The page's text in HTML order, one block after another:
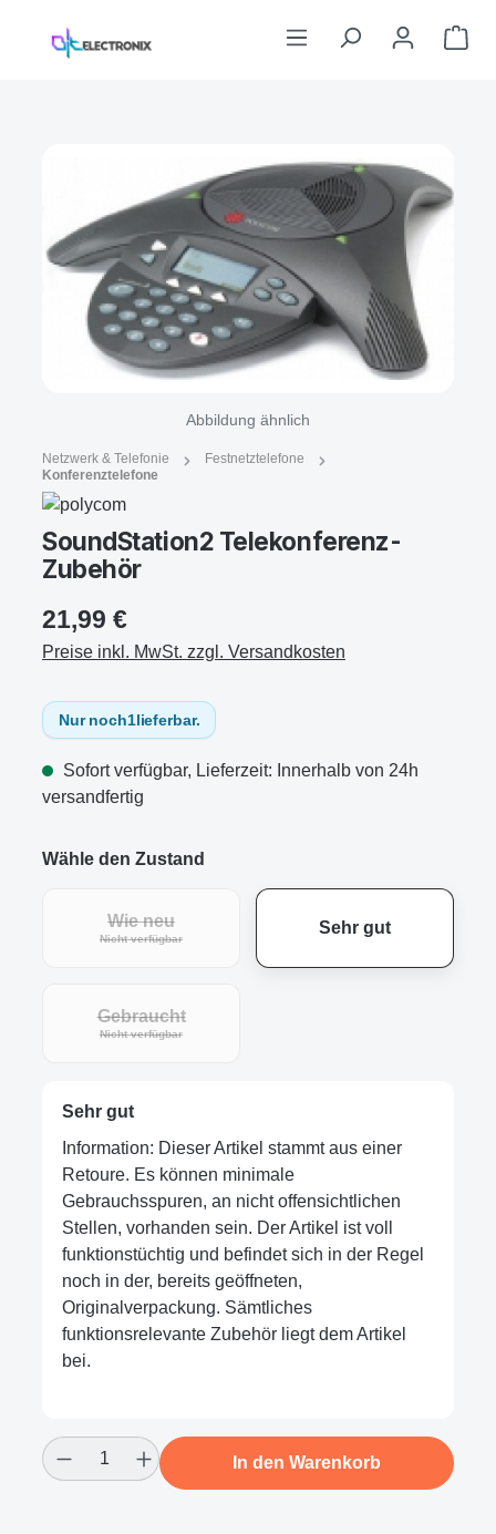
Zum Hauptinhalt springen
Abbildung ähnlich
Netzwerk & Telefonie
Festnetztelefone
Konferenztelefone
SoundStation2 Telekonferenz-
Zubehör
21,99 €
Preise inkl. MwSt. zzgl. Versandkosten
Nur noch1lieferbar.
Sofort verfügbar, Lieferzeit: Innerhalb von 24h
versandfertig
Wähle den Zustand
Wie neu
Nicht verfügbar
Sehr gut
Gebraucht
Nicht verfügbar
Sehr gut
Information: Dieser Artikel stammt aus einer
Retoure. Es können minimale
Gebrauchsspuren, an nicht offensichtlichen
Stellen, vorhanden sein. Der Artikel ist voll
funktionstüchtig und befindet sich in der Regel
noch in der, bereits geöffneten,
Originalverpackung. Sämtliches
funktionsrelevante Zubehör liegt dem Artikel
bei.
Produkt Anzahl: Gib den gewünschten
In den Warenkorb